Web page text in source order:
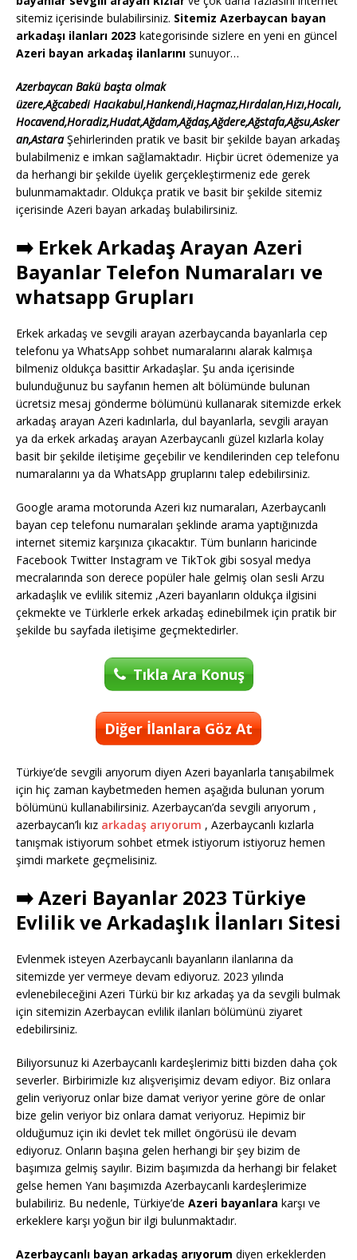
sitemiz içerisinde bulabilirsiniz. Sitemiz Azerbaycan bayan
arkadaşı ilanları 2023 kategorisinde sizlere en yeni en güncel
Azeri bayan arkadaş ilanlarını sunuyor…
Azerbaycan Bakü başta olmak
üzere,Ağcabedi Hacıkabul,Hankendi,Haçmaz,Hırdalan,Hızı,Hocalı,
Hocavend,Horadiz,Hudat,Ağdam,Ağdaş,Ağdere,Ağstafa,Ağsu,Asker
an,AstaraŞehirlerinden pratik ve basit bir şekilde bayan arkadaş
bulabilmeniz e imkan sağlamaktadır. Hiçbir ücret ödemenize ya
da herhangi bir şekilde üyelik gerçekleştirmeniz ede gerek
bulunmamaktadır. Oldukça pratik ve basit bir şekilde sitemiz
içerisinde Azeri bayan arkadaş bulabilirsiniz.
➡️ Erkek Arkadaş Arayan Azeri
Bayanlar Telefon Numaraları ve
whatsapp Grupları
Erkek arkadaş ve sevgili arayan azerbaycanda bayanlarla cep
telefonu ya WhatsApp sohbet numaralarını alarak kalmışa
bilmeniz oldukça basittir Arkadaşlar. Şu anda içerisinde
bulunduğunuz bu sayfanın hemen alt bölümünde bulunan
ücretsiz mesaj gönderme bölümünü kullanarak sitemizde erkek
arkadaş arayan Azeri kadınlarla, dul bayanlarla, sevgili arayan
ya da erkek arkadaş arayan Azerbaycanlı güzel kızlarla kolay
basit bir şekilde iletişime geçebilir ve kendilerinden cep telefonu
numaralarını ya da WhatsApp gruplarını talep edebilirsiniz.
Google arama motorunda Azeri kız numaraları, Azerbaycanlı
bayan cep telefonu numaraları şeklinde arama yaptığınızda
internet sitemiz karşınıza çıkacaktır. Tüm bunların haricinde
Facebook Twitter Instagram ve TikTok gibi sosyal medya
mecralarında son derece popüler hale gelmiş olan sesli Arzu
arkadaşlık ve evlilik sitemiz ,Azeri bayanların oldukça ilgisini
çekmekte ve Türklerle erkek arkadaş edinebilmek için pratik bir
şekilde bu sayfada iletişime geçmektedirler.
Tıkla Ara Konuş
Diğer İlanlara Göz At
Türkiye’de sevgili arıyorum diyen Azeri bayanlarla tanışabilmek
için hiç zaman kaybetmeden hemen aşağıda bulunan yorum
bölümünü kullanabilirsiniz. Azerbaycan’da sevgili arıyorum ,
azerbaycan’lı kız arkadaş arıyorum , Azerbaycanlı kızlarla
tanışmak istiyorum sohbet etmek istiyorum istiyoruz hemen
şimdi markete geçmelisiniz.
➡️ Azeri Bayanlar 2023 Türkiye
Evlilik ve Arkadaşlık İlanları Sitesi
Evlenmek isteyen Azerbaycanlı bayanların ilanlarına da
sitemizde yer vermeye devam ediyoruz. 2023 yılında
evlenebileceğini Azeri Türkü bir kız arkadaş ya da sevgili bulmak
için sitemizin Azerbaycan evlilik ilanları bölümünü ziyaret
edebilirsiniz.
Biliyorsunuz ki Azerbaycanlı kardeşlerimiz bitti bizden daha çok
severler. Birbirimizle kız alışverişimiz devam ediyor. Biz onlara
gelin veriyoruz onlar bize damat veriyor yerine göre de onlar
bize gelin veriyor biz onlara damat veriyoruz. Hepimiz bir
olduğumuz için iki devlet tek millet öngörüsü ile devam
ediyoruz. Onların başına gelen herhangi bir şey bizim de
başımıza gelmiş sayılır. Bizim başımızda da herhangi bir felaket
gelse hemen Yanı başımızda Azerbaycanlı kardeşlerimize
bulabiliriz. Bu nedenle, Türkiye’de Azeri bayanlara karşı ve
erkeklere karşı yoğun bir ilgi bulunmaktadır.
Azerbaycanlı bayan arkadaş arıyorum diyen erkeklerden